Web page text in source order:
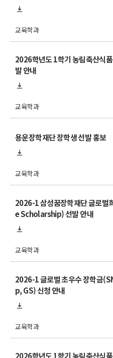
교육학과
2026학년도 1학기 농림축산식
발 안내
교육학과
용운장학재단 장학생 선발 홍보
교육학과
2026-1 삼성꿈장학재단 글로
e Scholarship) 선발 안내
교육학과
2026-1 글로벌 초우수 장학금
p, GS) 신청 안내
교육학과
2026학년도 1학기 농림축산식